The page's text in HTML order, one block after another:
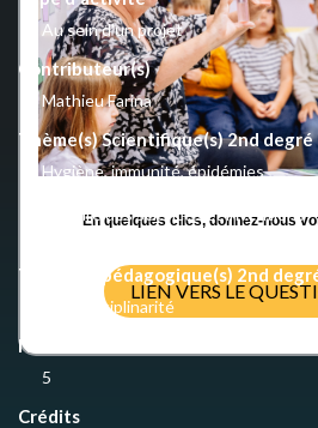
Au sein d'un projet
Contributeur(s)
Mathieu Farina
Thème(s) Scientifique(s) 2nd degré
Hygiène, immunité, épidémies
Histoire des sciences et inventions
Thème(s) pédagogique(s) 2nd
Interdisciplinarité
Nombre d'activités
5
Crédits
En quelques clics, donnez-nous
LIEN VERS LE